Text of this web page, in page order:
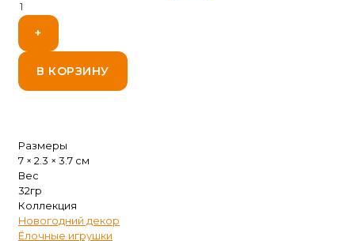
+
В КОРЗИНУ
Размеры
7 × 2.3 × 3.7 см
Вес
32гр
Коллекция
Новогодний декор
Ёлочные игрушки